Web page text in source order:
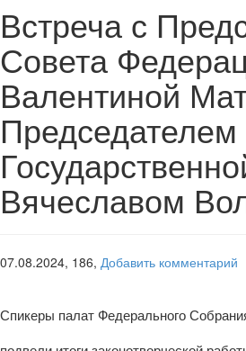
Встреча с
Совета
Валентиной
Председателем
Вячеславом
07.08.2024, 186, Добавить комментарий
Спикеры палат Федерального